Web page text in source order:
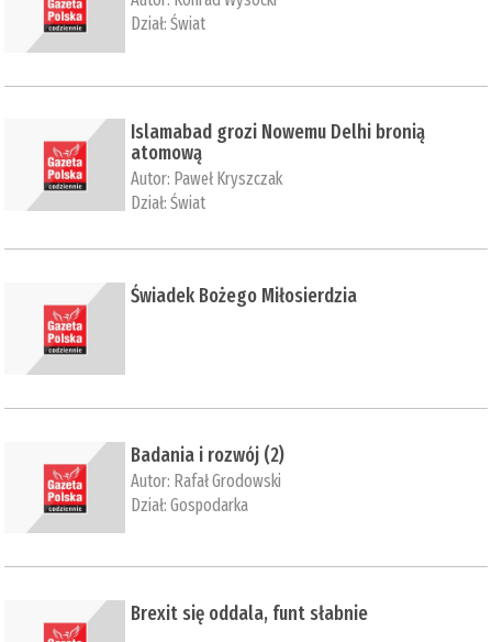
Dział:Świat
Islamabad grozi Nowemu Delhi bronią
atomową
Autor: Paweł Kryszczak
Dział:Świat
Świadek Bożego Miłosierdzia
Badania i rozwój (2)
Autor: Rafał Grodowski
Dział:Gospodarka
Brexit się oddala, funt słabnie